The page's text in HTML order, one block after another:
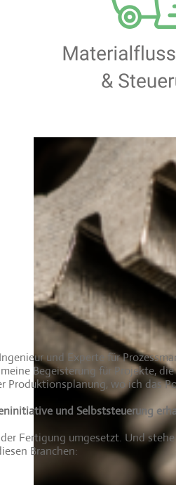
und Experte für
Begeisterung für Projekte,
wo ich das
und Selbststeuerung
Fertigung umgesetzt. Und
Branchen: